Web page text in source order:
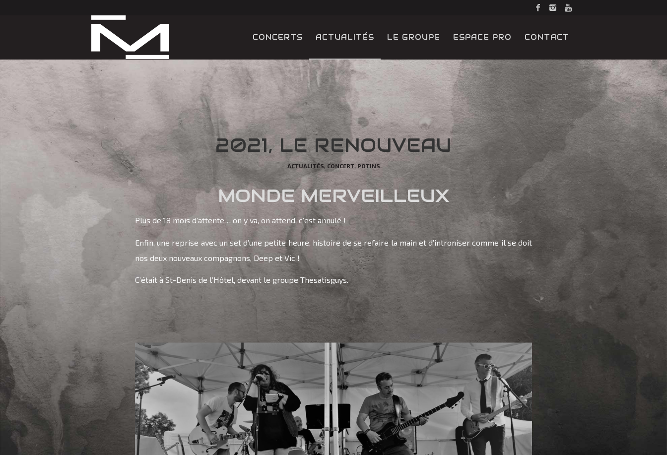
CONCERTS ACTUALITÉS LE GROUPE ESPACE PRO CONTACT
2021, LE RENOUVEAU
ACTUALITÉS, CONCERT, POTINS
MONDE MERVEILLEUX
Plus de 18 mois d’attente… on y va, on attend, c’est annulé !
Enfin, une reprise avec un set d’une petite heure, histoire de se refaire la main et d’introniser comme il se doit
nos deux nouveaux compagnons, Deep et Vic !
C’était à St-Denis de l’Hôtel, devant le groupe Thesatisguys.